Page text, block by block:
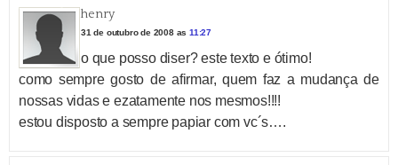
henry
31 de outubro de 2008 as11:27
o que posso diser? este texto e ótimo!
como sempre gosto de afirmar, quem faz a mudança de
nossas vidas e ezatamente nos mesmos!!!!
estou disposto a sempre papiar com vc´s….